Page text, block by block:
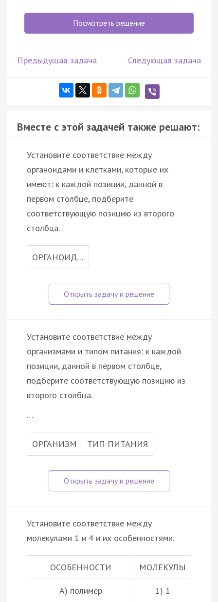
Посмотреть решение
Предыдущая задача Следующая задача
Вместе с этой задачей также решают:
Установите соответствие между
органоидами и клетками, которые их
имеют: к каждой позиции, данной в
первом столбце, подберите
соответствующую позицию из второго
столбца.
ОРГАНОИД…
Установите соответствие между
организмами и типом питания: к каждой
позиции, данной в первом столбце,
подберите соответствующую позицию из
второго столбца.
…
ОРГАНИЗМ ТИП ПИТАНИЯ
Установите соответствие между
молекулами 1 и 4 и их особенностями.
ОСОБЕННОСТИ МОЛЕКУЛЫ
А) полимер 1) 1